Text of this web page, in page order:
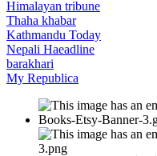
Himalayan tribune
Thaha khabar
Kathmandu Today
Nepali Haeadline
barakhari
My Republica